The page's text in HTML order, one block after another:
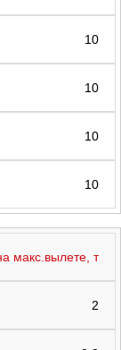
10
10
10
10
макс.вылете, т
2